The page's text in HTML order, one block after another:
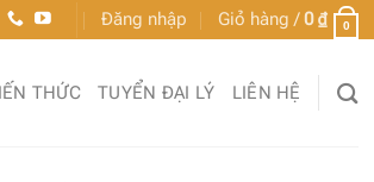
Đăng nhập Giỏ hàng /0₫ 0
THỨC TUYỂN ĐẠI LÝ LIÊN HỆ